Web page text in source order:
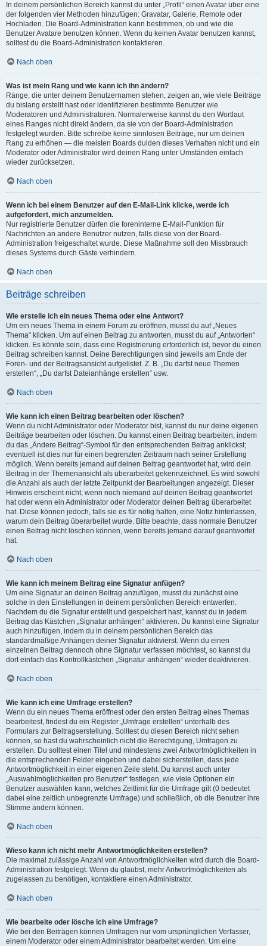
In deinem persönlichen Bereich kannst du unter „Profil“ einen Avatar über eine
der folgenden vier Methoden hinzufügen: Gravatar, Galerie, Remote oder
Hochladen. Die Board-Administration kann bestimmen, ob und wie die
Benutzer Avatare benutzen können. Wenn du keinen Avatar benutzen kannst,
solltest du die Board-Administration kontaktieren.
Nach oben
Was ist mein Rang und wie kann ich ihn ändern?
Ränge, die unter deinem Benutzernamen stehen, zeigen an, wie viele Beiträge
du bislang erstellt hast oder identifizieren bestimmte Benutzer wie
Moderatoren und Administratoren. Normalerweise kannst du den Wortlaut
eines Ranges nicht direkt ändern, da sie von der Board-Administration
festgelegt wurden. Bitte schreibe keine sinnlosen Beiträge, nur um deinen
Rang zu erhöhen — die meisten Boards dulden dieses Verhalten nicht und ein
Moderator oder Administrator wird deinen Rang unter Umständen einfach
wieder zurücksetzen.
Nach oben
Wenn ich bei einem Benutzer auf den E-Mail-Link klicke, werde ich
aufgefordert, mich anzumelden.
Nur registrierte Benutzer dürfen die foreninterne E-Mail-Funktion für
Nachrichten an andere Benutzer nutzen, falls diese von der Board-
Administration freigeschaltet wurde. Diese Maßnahme soll den Missbrauch
dieses Systems durch Gäste verhindern.
Nach oben
Beiträge schreiben
Wie erstelle ich ein neues Thema oder eine Antwort?
Um ein neues Thema in einem Forum zu eröffnen, musst du auf „Neues
Thema“ klicken. Um auf einen Beitrag zu antworten, musst du auf „Antworten“
klicken. Es könnte sein, dass eine Registrierung erforderlich ist, bevor du einen
Beitrag schreiben kannst. Deine Berechtigungen sind jeweils am Ende der
Foren- und der Beitragsansicht aufgelistet. Z. B. „Du darfst neue Themen
erstellen“, „Du darfst Dateianhänge erstellen“ usw.
Nach oben
Wie kann ich einen Beitrag bearbeiten oder löschen?
Wenn du nicht Administrator oder Moderator bist, kannst du nur deine eigenen
Beiträge bearbeiten oder löschen. Du kannst einen Beitrag bearbeiten, indem
du das „Ändere Beitrag“-Symbol für den entsprechenden Beitrag anklickst;
eventuell ist dies nur für einen begrenzten Zeitraum nach seiner Erstellung
möglich. Wenn bereits jemand auf deinen Beitrag geantwortet hat, wird dein
Beitrag in der Themenansicht als überarbeitet gekennzeichnet. Es wird sowohl
die Anzahl als auch der letzte Zeitpunkt der Bearbeitungen angezeigt. Dieser
Hinweis erscheint nicht, wenn noch niemand auf deinen Beitrag geantwortet
hat oder wenn ein Administrator oder Moderator deinen Beitrag überarbeitet
hat. Diese können jedoch, falls sie es für nötig halten, eine Notiz hinterlassen,
warum dein Beitrag überarbeitet wurde. Bitte beachte, dass normale Benutzer
einen Beitrag nicht löschen können, wenn bereits jemand darauf geantwortet
hat.
Nach oben
Wie kann ich meinem Beitrag eine Signatur anfügen?
Um eine Signatur an deinen Beitrag anzufügen, musst du zunächst eine
solche in den Einstellungen in deinem persönlichen Bereich entwerfen.
Nachdem du die Signatur erstellt und gespeichert hast, kannst du in jedem
Beitrag das Kästchen „Signatur anhängen“ aktivieren. Du kannst eine Signatur
auch hinzufügen, indem du in deinem persönlichen Bereich das
standardmäßige Anhängen deiner Signatur aktivierst. Wenn du einen
einzelnen Beitrag dennoch ohne Signatur verfassen möchtest, so kannst du
dort einfach das Kontrollkästchen „Signatur anhängen“ wieder deaktivieren.
Nach oben
Wie kann ich eine Umfrage erstellen?
Wenn du ein neues Thema eröffnest oder den ersten Beitrag eines Themas
bearbeitest, findest du ein Register „Umfrage erstellen“ unterhalb des
Formulars zur Beitragserstellung. Solltest du diesen Bereich nicht sehen
können, so hast du wahrscheinlich nicht die Berechtigung, Umfragen zu
erstellen. Du solltest einen Titel und mindestens zwei Antwortmöglichkeiten in
die entsprechenden Felder eingeben und dabei sicherstellen, dass jede
Antwortmöglichkeit in einer eigenen Zeile steht. Du kannst auch unter
„Auswahlmöglichkeiten pro Benutzer“ festlegen, wie viele Optionen ein
Benutzer auswählen kann, welches Zeitlimit für die Umfrage gilt (0 bedeutet
dabei eine zeitlich unbegrenzte Umfrage) und schließlich, ob die Benutzer ihre
Stimme ändern können.
Nach oben
Wieso kann ich nicht mehr Antwortmöglichkeiten erstellen?
Die maximal zulässige Anzahl von Antwortmöglichkeiten wird durch die Board-
Administration festgelegt. Wenn du glaubst, mehr Antwortmöglichkeiten als
zugelassen zu benötigen, kontaktiere einen Administrator.
Nach oben
Wie bearbeite oder lösche ich eine Umfrage?
Wie bei den Beiträgen können Umfragen nur vom ursprünglichen Verfasser,
einem Moderator oder einem Administrator bearbeitet werden. Um eine